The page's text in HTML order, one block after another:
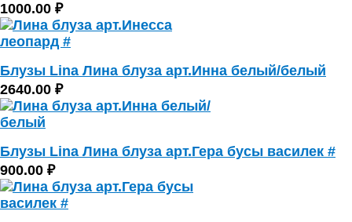
1000.00 ₽
Блузы Lina Лина блуза арт.Инна белый/белый
2640.00 ₽
Блузы Lina Лина блуза арт.Гера бусы василек #
900.00 ₽